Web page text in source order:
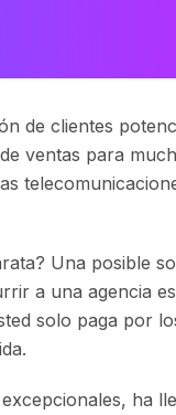
de clientes
ventas para
Una posible
a una agencia
solo paga por
ha